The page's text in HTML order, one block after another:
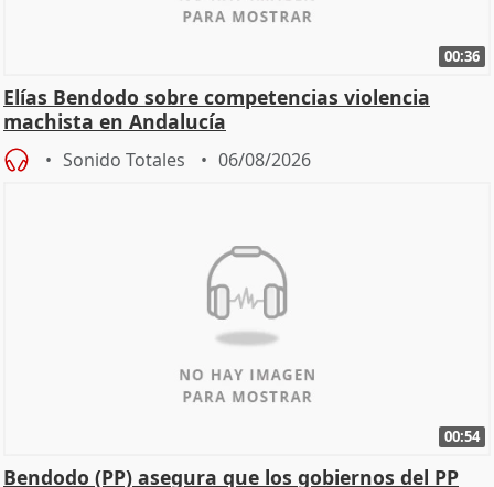
00:36
Elías Bendodo sobre competencias violencia
machista en Andalucía
Sonido Totales 06/08/2026
00:54
Bendodo (PP) asegura que los gobiernos del PP